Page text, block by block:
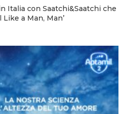
Italia con Saatchi&Saatchi che
a Man, Man’